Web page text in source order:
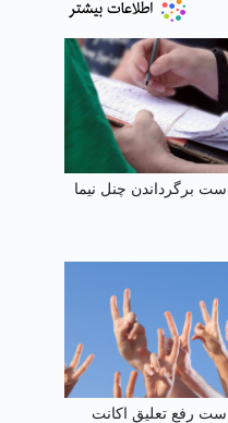
برگرداندن چنل نیما
رفع تعلیق اکانت